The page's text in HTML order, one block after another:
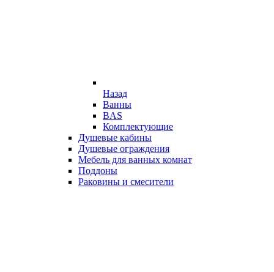
Назад
Ванны
BAS
Комплектующие
Душевые кабины
Душевые ограждения
Мебель для ванных комнат
Поддоны
Раковины и смесители